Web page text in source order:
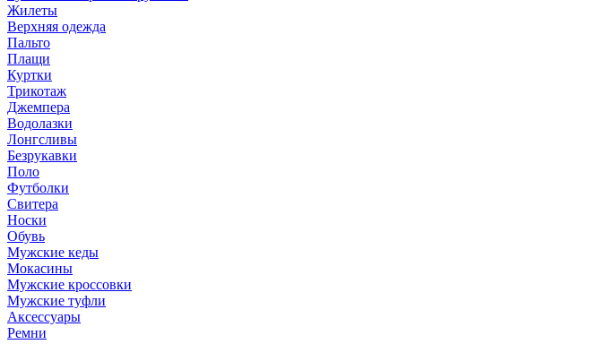
Жилеты
Верхняя одежда
Пальто
Плащи
Куртки
Трикотаж
Джемпера
Водолазки
Лонгсливы
Безрукавки
Поло
Футболки
Свитера
Носки
Обувь
Мужские кеды
Мокасины
Мужские кроссовки
Мужские туфли
Аксессуары
Ремни